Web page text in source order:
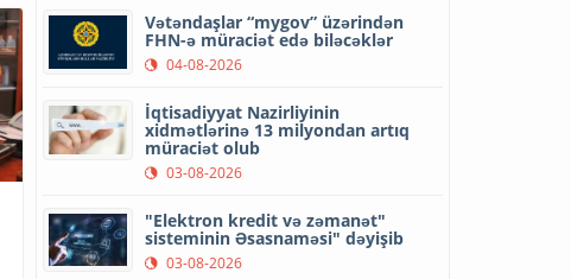
Vətəndaşlar “mygov” üzərindən
FHN-ə müraciət edə biləcəklər
04-08-2026
İqtisadiyyat Nazirliyinin
xidmətlərinə 13 milyondan artıq
müraciət olub
03-08-2026
"Elektron kredit və zəmanət"
sisteminin Əsasnaməsi" dəyişib
03-08-2026